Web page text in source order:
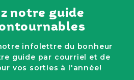
notre guide
infolettre du bonheur
guide par courriel et de
vos sorties à l'année!